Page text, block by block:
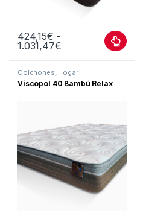
424,15€ -
1.031,47€
Colchones, Hogar
Viscopol 40 Bambú Relax